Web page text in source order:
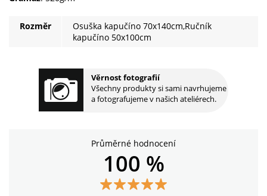
Věrnost fotografií
Všechny produkty si sami navrhujeme
a fotografujeme v našich ateliérech.
Rozměr
Osuška kapučíno 70x140cm,Ručník
kapučíno 50x100cm
Průměrné hodnocení
100 %